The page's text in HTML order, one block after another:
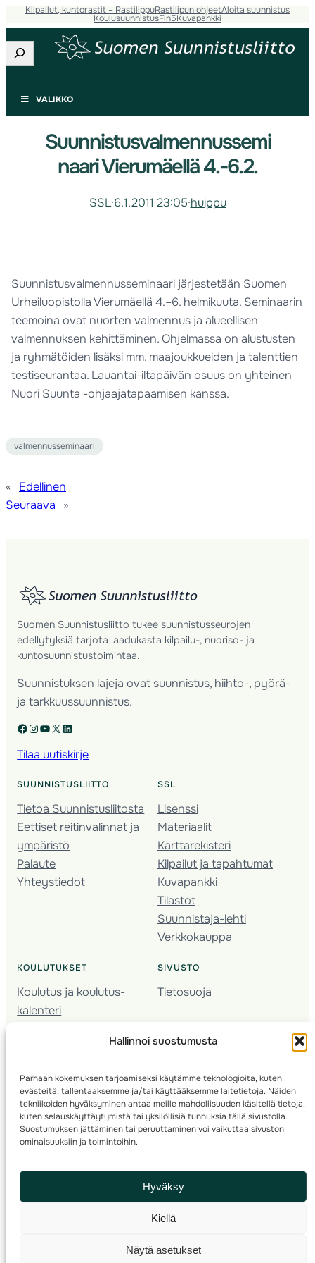
Hallinnoi suostumusta
Parhaan kokemuksen tarjoamiseksi käytämme teknologioita, kuten
evästeitä, tallentaaksemme ja/tai käyttääksemme laitetietoja. Näiden
tekniikoiden hyväksyminen antaa meille mahdollisuuden käsitellä tietoja,
kuten selauskäyttäytymistä tai yksilöllisiä tunnuksia tällä sivustolla.
Suostumuksen jättäminen tai peruuttaminen voi vaikuttaa sivuston
ominaisuuksiin ja toimintoihin.
Hyväksy
Kiellä
Näytä asetukset
Kilpailut, kuntorastit – RastilippuRastilipun ohjeetAloita suunnistus
KoulusuunnistusFin5Kuvapankki
Etsi
VALIKKO
Suunnistusvalmennussemi
naari Vierumäellä 4.-6.2.
SSL·6.1.2011 23:05·huippu
Suunnistusvalmennusseminaari järjestetään Suomen
Urheiluopistolla Vierumäellä 4.–6. helmikuuta. Seminaarin
teemoina ovat nuorten valmennus ja alueellisen
valmennuksen kehittäminen. Ohjelmassa on alustusten
ja ryhmätöiden lisäksi mm. maajoukkueiden ja talenttien
testiseurantaa. Lauantai-iltapäivän osuus on yhteinen
Nuori Suunta -ohjaajatapaamisen kanssa.
valmennusseminaari
«
Edellinen
Seuraava
»
Suomen Suunnistusliitto tukee suunnistusseurojen
edellytyksiä tarjota laadukasta kilpailu-, nuoriso- ja
kuntosuunnistustoimintaa.
Suunnistuksen lajeja ovat suunnistus, hiihto-, pyörä-
ja tarkkuussuunnistus.
Facebook Instagram YouTube X LinkedIn
Tilaa uutiskirje
SUUNNISTUSLIITTO
Tietoa Suunnistusliitosta
Eettiset reitinvalinnat ja
ympäristö
Palaute
Yhteystiedot
SSL
Lisenssi
Materiaalit
Karttarekisteri
Kilpailut ja tapahtumat
Kuvapankki
Tilastot
Suunnistaja-lehti
Verkkokauppa
KOULUTUKSET
Koulutus ja koulutus­
kalenteri
Seura­kehittäminen
Kartoitus
Ratamestari
SIVUSTO
Tietosuoja
© 2025 ·Suomen Suunnistusliitto· Valimotie 10, 00380 Helsinki, Finland
info(a)suunnistusliitto.fi,Rastilipun asiat: rastilippu(a)suunnistusliitto.fi
Kilpailut ja kuntorastit – Rastilippu:::Rastilipun ohjeet